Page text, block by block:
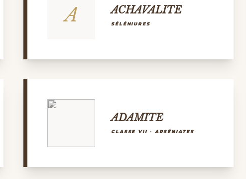
A ACHAVALITE
SÉLÉNIURES
ADAMITE
CLASSE VII - ARSÉNIATES